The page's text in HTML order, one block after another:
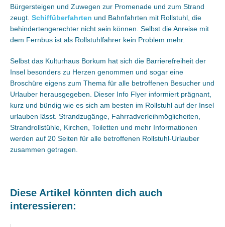
Bürgersteigen und Zuwegen zur Promenade und zum Strand
zeugt. Schiffüberfahrten und Bahnfahrten mit Rollstuhl, die
behindertengerechter nicht sein können. Selbst die Anreise mit
dem Fernbus ist als Rollstuhlfahrer kein Problem mehr.
Selbst das Kulturhaus Borkum hat sich die Barrierefreiheit der
Insel besonders zu Herzen genommen und sogar eine
Broschüre eigens zum Thema für alle betroffenen Besucher und
Urlauber herausgegeben. Dieser Info Flyer informiert prägnant,
kurz und bündig wie es sich am besten im Rollstuhl auf der Insel
urlauben lässt. Strandzugänge, Fahrradverleihmöglicheiten,
Strandrollstühle, Kirchen, Toiletten und mehr Informationen
werden auf 20 Seiten für alle betroffenen Rollstuhl-Urlauber
zusammen getragen.
Diese Artikel könnten dich auch
interessieren: